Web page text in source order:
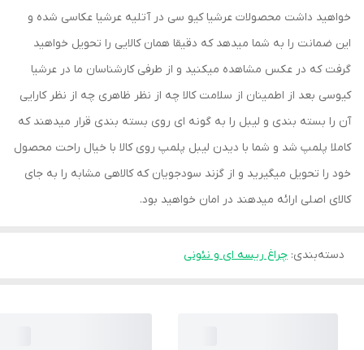
خواهید داشت محصولات عرشیا کیو سی در آتلیه عرشیا عکاسی شده و
این ضمانت را به شما میدهد که دقیقا همان کالایی را تحویل خواهید
گرفت که در عکس مشاهده میکنید و از طرفی کارشناسان ما در عرشیا
کیوسی بعد از اطمینان از سلامت کالا چه از نظر ظاهری چه از نظر کارایی
آن را بسته بندی و لیبل را به گونه ای روی بسته بندی قرار میدهند که
کاملا پلمپ شد و شما با دیدن لیبل پلمپ روی کالا با خیال راحت محصول
خود را تحویل میگیرید و از گزند سودجویان که کالاهی مشابه را به جای
کالای اصلی ارائه میدهند در امان خواهید بود.
دسته‌بندی: چراغ ریسه ای و نئونی